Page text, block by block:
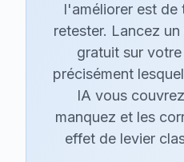
l'améliorer est de
retester. Lancez
gratuit sur
précisément
IA vous
manquez et les
effet de levier